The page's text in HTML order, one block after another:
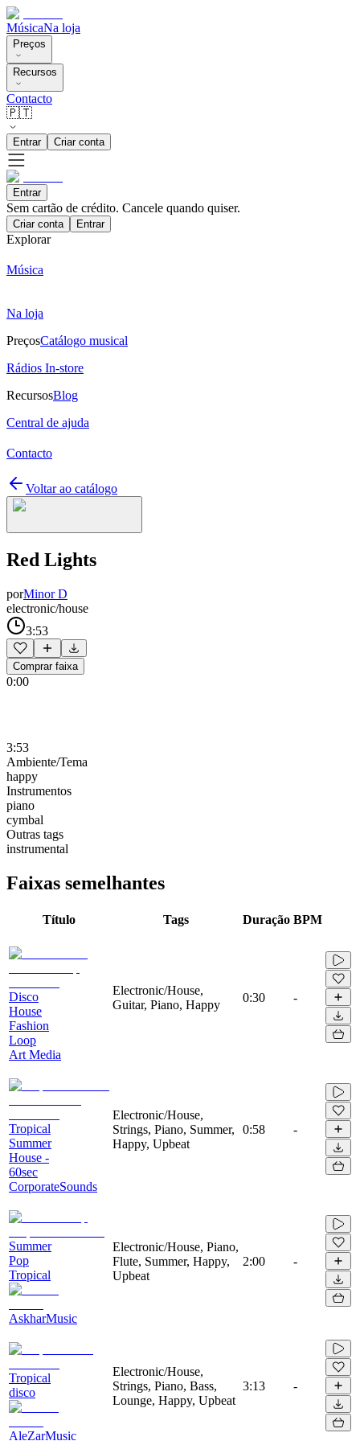
MúsicaNa loja
Preços
Recursos
Contacto
🇵🇹
Entrar Criar conta
Entrar
Sem cartão de crédito. Cancele quando quiser.
Criar conta Entrar
Explorar
Música
Na loja
PreçosCatálogo musical
Rádios In-store
RecursosBlog
Central de ajuda
Contacto
Voltar ao catálogo
Red Lights
porMinor D
electronic/house
3:53
Comprar faixa
0:00
3:53
Ambiente/Tema
happy
Instrumentos
piano
cymbal
Outras tags
instrumental
Faixas semelhantes
Título Tags Duração BPM
Disco
House
Fashion
Loop
Art Media
Electronic/House,
Guitar, Piano, Happy
0:30 -
Tropical
Summer
House -
60sec
CorporateSounds
Electronic/House,
Strings, Piano, Summer,
Happy, Upbeat
0:58 -
Summer
Pop
Tropical
AskharMusic
Electronic/House, Piano,
Flute, Summer, Happy,
Upbeat
2:00 -
Tropical
disco
AleZarMusic
Electronic/House,
Strings, Piano, Bass,
Lounge, Happy, Upbeat
3:13 -